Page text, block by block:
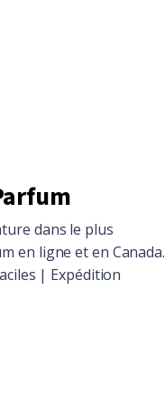
dans le plus
en ligne et en Canada.
| Expédition